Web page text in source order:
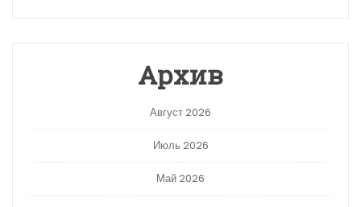
Архив
Август 2026
Июль 2026
Май 2026